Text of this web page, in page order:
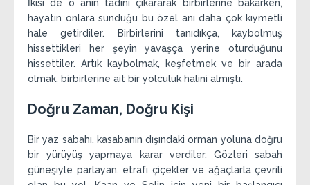
İkisi de o anın tadını çıkararak birbirlerine bakarken,
hayatın onlara sunduğu bu özel anı daha çok kıymetli
hale getirdiler. Birbirlerini tanıdıkça, kaybolmuş
hissettikleri her şeyin yavaşça yerine oturduğunu
hissettiler. Artık kaybolmak, keşfetmek ve bir arada
olmak, birbirlerine ait bir yolculuk halini almıştı.
Doğru Zaman, Doğru Kişi
Bir yaz sabahı, kasabanın dışındaki orman yoluna doğru
bir yürüyüş yapmaya karar verdiler. Gözleri sabah
güneşiyle parlayan, etrafı çiçekler ve ağaçlarla çevrili